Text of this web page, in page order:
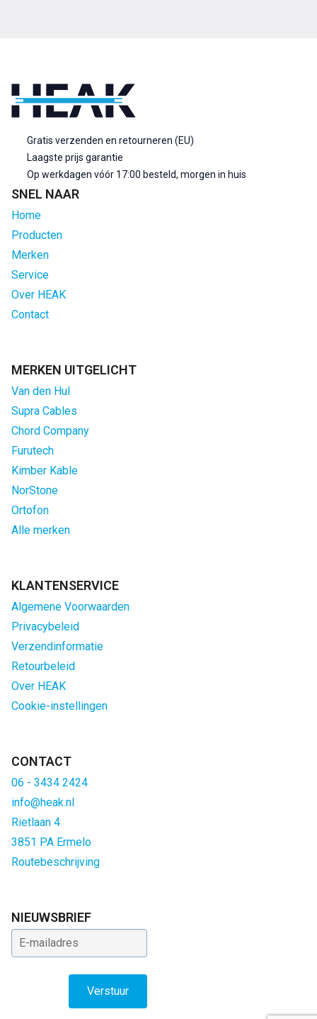
Gratis verzenden en retourneren (EU)
Laagste prijs garantie
Op werkdagen vóór 17:00 besteld, morgen in huis
SNEL NAAR
Home
Producten
Merken
Service
Over HEAK
Contact
MERKEN UITGELICHT
Van den Hul
Supra Cables
Chord Company
Furutech
Kimber Kable
NorStone
Ortofon
Alle merken
KLANTENSERVICE
Algemene Voorwaarden
Privacybeleid
Verzendinformatie
Retourbeleid
Over HEAK
Cookie-instellingen
CONTACT
06 - 3434 2424
info@heak.nl
Rietlaan 4
3851 PA Ermelo
Routebeschrijving
NIEUWSBRIEF
E-mailadres